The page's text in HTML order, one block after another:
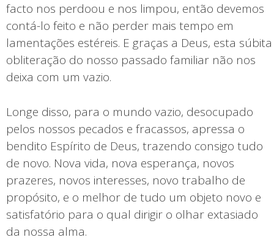
facto nos perdoou e nos limpou, então devemos
contá-lo feito e não perder mais tempo em
lamentações estéreis. E graças a Deus, esta súbita
obliteração do nosso passado familiar não nos
deixa com um vazio.
Longe disso, para o mundo vazio, desocupado
pelos nossos pecados e fracassos, apressa o
bendito Espírito de Deus, trazendo consigo tudo
de novo. Nova vida, nova esperança, novos
prazeres, novos interesses, novo trabalho de
propósito, e o melhor de tudo um objeto novo e
satisfatório para o qual dirigir o olhar extasiado
da nossa alma.